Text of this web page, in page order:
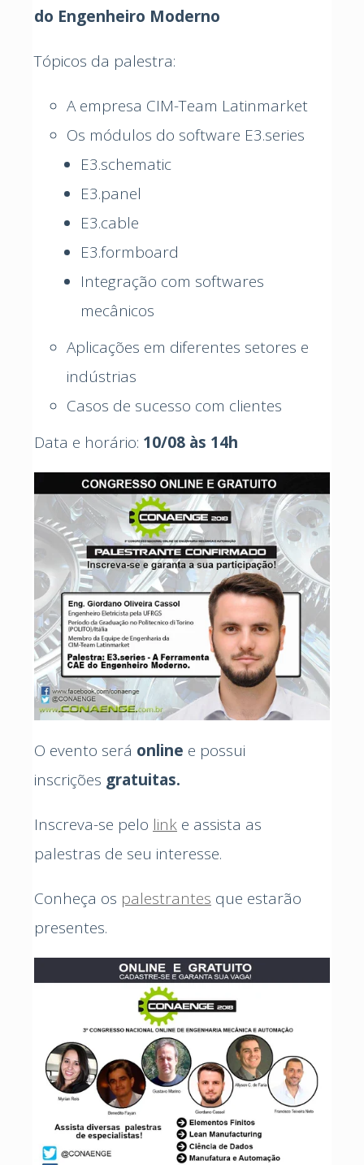
do Engenheiro Moderno
Tópicos da palestra:
A empresa CIM-Team Latinmarket
Os módulos do software E3.series
E3.schematic
E3.panel
E3.cable
E3.formboard
Integração com softwares
mecânicos
Aplicações em diferentes setores e
indústrias
Casos de sucesso com clientes
Data e horário: 10/08 às 14h
O evento será online e possui
inscrições gratuitas.
Inscreva-se pelo link e assista as
palestras de seu interesse.
Conheça os palestrantes que estarão
presentes.